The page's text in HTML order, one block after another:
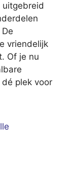
uitgebreid
vriendelijk
Of je nu
plek voor